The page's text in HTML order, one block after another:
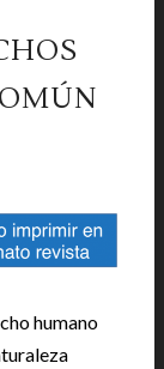
humano